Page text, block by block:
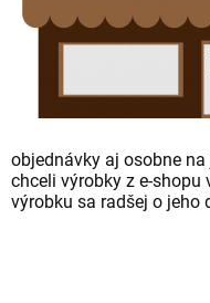
objednávky aj osobne
chceli výrobky z e-shopu
výrobku sa radšej o